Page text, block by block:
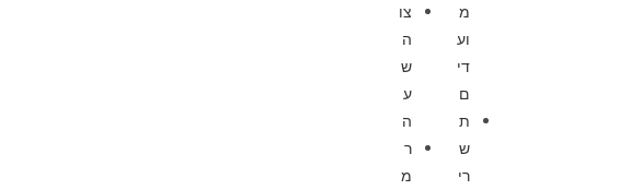
מ
וע
די
ם
ת
ש
רי
צו
ה
ש
ע
ה
ר
מ